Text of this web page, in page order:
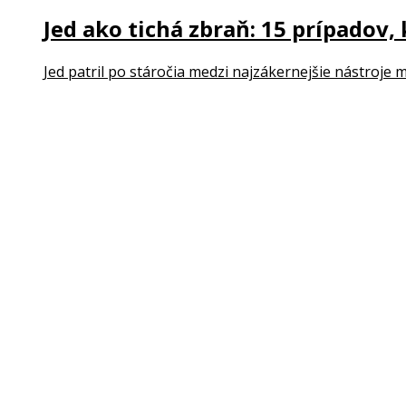
Jed ako tichá zbraň: 15
Jed patril po stáročia medzi najzákernejšie nástroje